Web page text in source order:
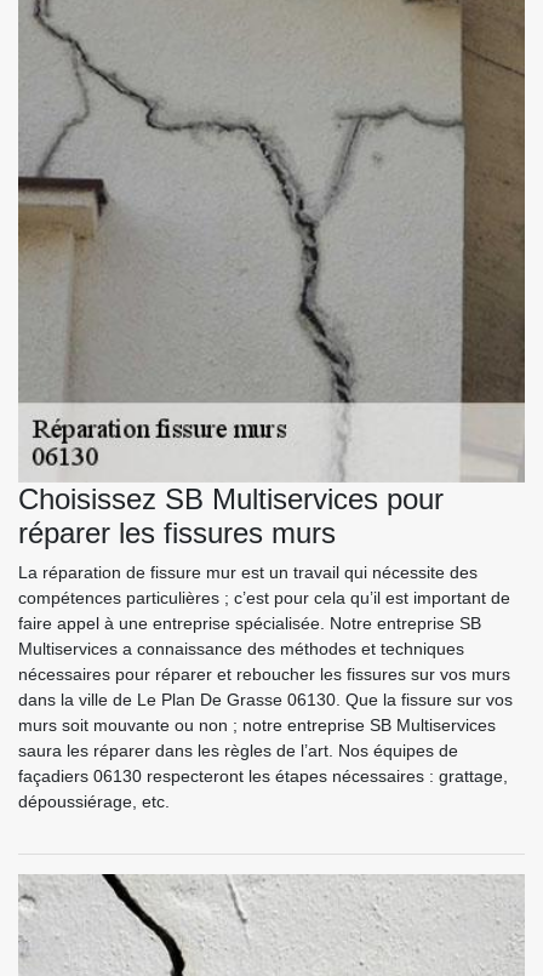
Choisissez SB Multiservices pour
réparer les fissures murs
La réparation de fissure mur est un travail qui nécessite des
compétences particulières ; c’est pour cela qu’il est important de
faire appel à une entreprise spécialisée. Notre entreprise SB
Multiservices a connaissance des méthodes et techniques
nécessaires pour réparer et reboucher les fissures sur vos murs
dans la ville de Le Plan De Grasse 06130. Que la fissure sur vos
murs soit mouvante ou non ; notre entreprise SB Multiservices
saura les réparer dans les règles de l’art. Nos équipes de
façadiers 06130 respecteront les étapes nécessaires : grattage,
dépoussiérage, etc.